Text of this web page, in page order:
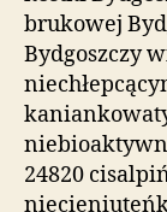
brukowej
Bydgoszczy
24820